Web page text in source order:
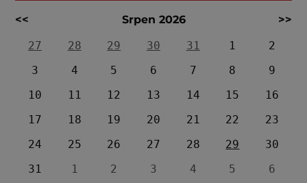
<< Srpen 2026
>>
27
28 29 30 31 1
2
3
4 5 6 7 8
9
10
11 12 13 14 15
16
17
18 19 20 21 22
23
24
25 26 27 28 29
30
31
1 2 3 4 5 6